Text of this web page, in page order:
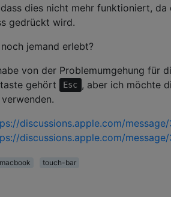
dies nicht mehr funktioniert, da
gedrückt wird.
jemand erlebt?
von der Problemumgehung für
gehört
Esc , aber ich möchte
discussions.apple.com/
discussions.apple.com/
macbook touch-bar